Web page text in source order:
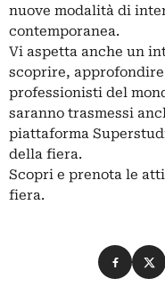
nuove modalità di
contemporanea.
Vi aspetta anche un
scoprire,
professionisti del
saranno trasmessi
piattaforma
della fiera.
Scopri e prenota le
fiera.